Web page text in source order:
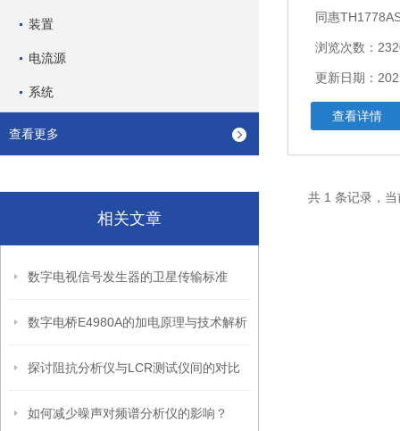
装置
电流源
系统
查看更多
相关文章
数字电视信号发生器的卫星传输标准
数字电桥E4980A的加电原理与技术解析
探讨阻抗分析仪与LCR测试仪间的对比
如何减少噪声对频谱分析仪的影响？
浏览次数：
更新日期：
查看详情
共 1 条记录，